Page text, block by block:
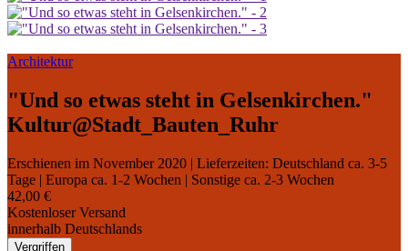
Architektur
"Und so etwas steht in Gelsenkirchen."
Kultur@Stadt_Bauten_Ruhr
Erschienen im November 2020 | Lieferzeiten: Deutschland ca. 3-5
Tage | Europa ca. 1-2 Wochen | Sonstige ca. 2-3 Wochen
42,00 €
Kostenloser Versand
innerhalb Deutschlands
Vergriffen